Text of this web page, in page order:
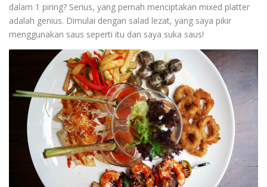
dalam 1 piring? Serius, yang pernah menciptakan mixed platter
adalah genius. Dimulai dengan salad lezat, yang saya pikir
menggunakan saus seperti itu dan saya suka saus!